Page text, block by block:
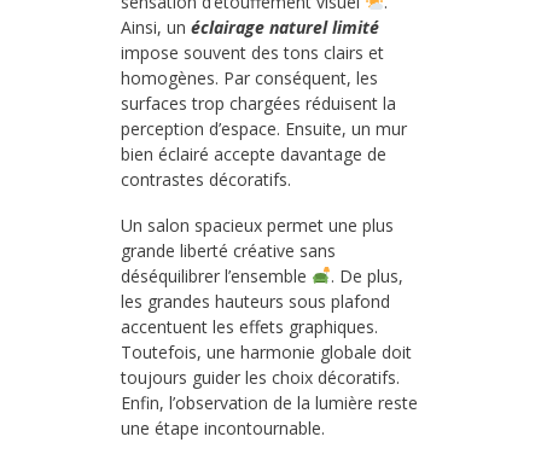
Ainsi, un éclairage naturel limité
impose souvent des tons clairs et
homogènes. Par conséquent, les
surfaces trop chargées réduisent la
perception d’espace. Ensuite, un mur
bien éclairé accepte davantage de
contrastes décoratifs.
Un salon spacieux permet une plus
grande liberté créative sans
déséquilibrer l’ensemble
. De plus,
les grandes hauteurs sous plafond
accentuent les effets graphiques.
Toutefois, une harmonie globale doit
toujours guider les choix décoratifs.
Enfin, l’observation de la lumière reste
une étape incontournable.